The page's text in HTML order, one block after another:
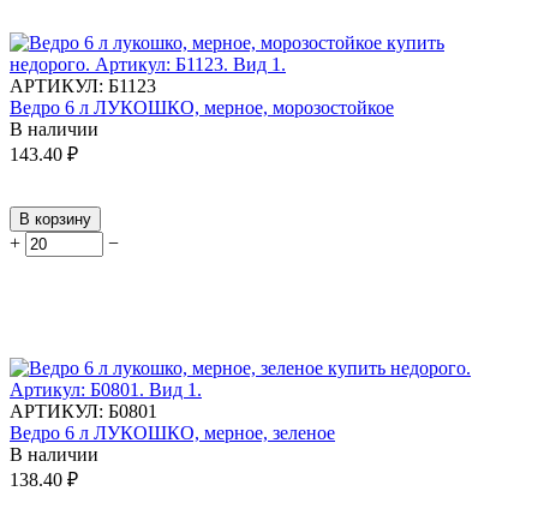
АРТИКУЛ: Б1123
Ведро 6 л ЛУКОШКО, мерное, морозостойкое
В наличии
143.40 ₽
В корзину
+ −
АРТИКУЛ: Б0801
Ведро 6 л ЛУКОШКО, мерное, зеленое
В наличии
138.40 ₽